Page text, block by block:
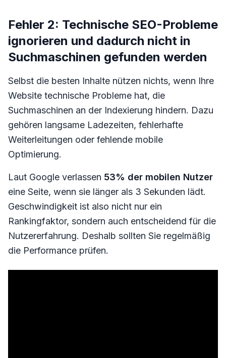
Fehler 2: Technische SEO-Probleme
ignorieren und dadurch nicht in
Suchmaschinen gefunden werden
Selbst die besten Inhalte nützen nichts, wenn Ihre
Website technische Probleme hat, die
Suchmaschinen an der Indexierung hindern. Dazu
gehören langsame Ladezeiten, fehlerhafte
Weiterleitungen oder fehlende mobile
Optimierung.
Laut Google verlassen 53% der mobilen Nutzer
eine Seite, wenn sie länger als 3 Sekunden lädt.
Geschwindigkeit ist also nicht nur ein
Rankingfaktor, sondern auch entscheidend für die
Nutzererfahrung. Deshalb sollten Sie regelmäßig
die Performance prüfen.